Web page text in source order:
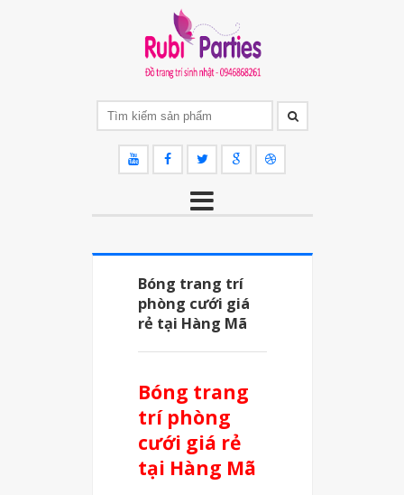
Bóng trang trí
phòng cưới giá
rẻ tại Hàng Mã
Bóng trang
trí phòng
cưới giá rẻ
tại Hàng Mã